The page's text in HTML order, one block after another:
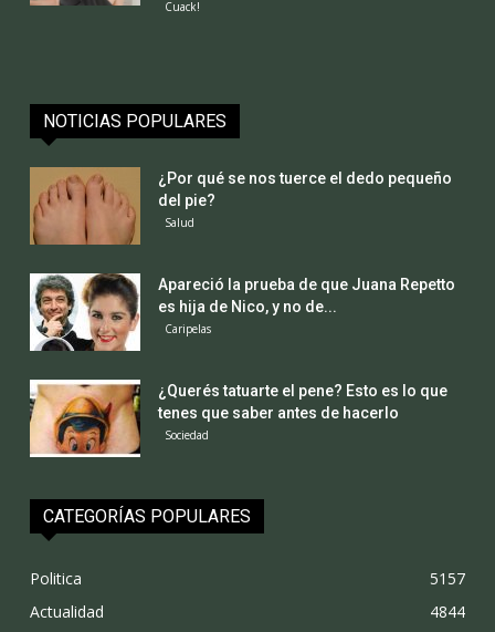
Cuack!
NOTICIAS POPULARES
¿Por qué se nos tuerce el dedo pequeño
del pie?
Salud
Apareció la prueba de que Juana Repetto
es hija de Nico, y no de...
Caripelas
¿Querés tatuarte el pene? Esto es lo que
tenes que saber antes de hacerlo
Sociedad
CATEGORÍAS POPULARES
Politica
5157
Actualidad
4844